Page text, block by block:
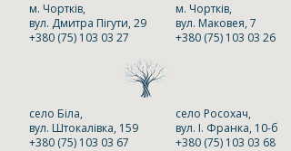
м. Чортків,
вул. Дмитра Пігути, 29
+380 (75) 103 03 27
м. Чортків,
вул. Маковея, 7
+380 (75) 103 03 26
село Біла,
вул. Штокалівка, 159
+380 (75) 103 03 67
село Росохач,
вул. І. Франка, 10-б
+380 (75) 103 03 68